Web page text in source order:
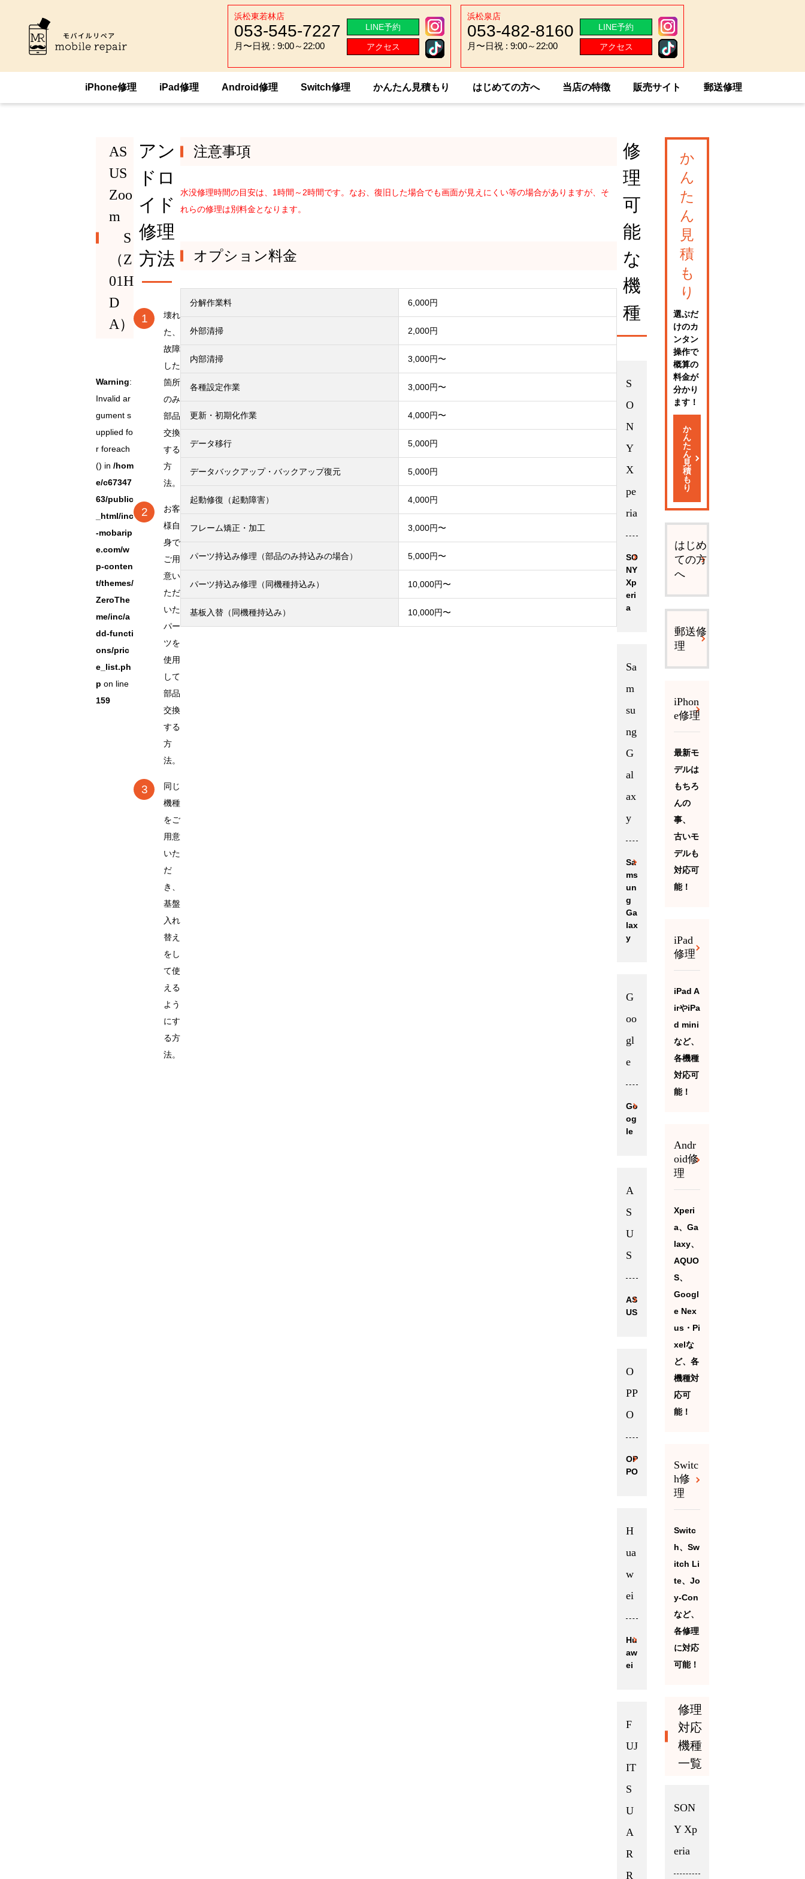
浜松東若林店
053-545-7227
月〜日祝 : 9:00～22:00
LINE予約
アクセス
浜松泉店
053-482-8160
月〜日祝 : 9:00～22:00
LINE予約
アクセス
iPhone修理 iPad修理 Android修理 Switch修理 かんたん見積もり はじめての方へ 当店の特徴 販売サイト 郵送修理
HOME Android修理 ASUS Zoom S（Z01HDA）
AS
US
Zoo
m
S
（Z
01H
D
A）
Warning:
Invalid ar
gument s
upplied fo
r foreach
() in /hom
e/c67347
63/public
_html/inc
-mobarip
e.com/w
p-conten
t/themes/
ZeroThe
me/inc/a
dd-functi
ons/pric
e_list.ph
p on line
159
アン
ドロ
イド
修理
方法
壊れ
た、
故障
した
箇所
のみ
部品
交換
する
方
法。
お客
様自
身で
ご用
意い
ただ
いた
パー
ツを
使用
して
部品
交換
する
方
法。
同じ
機種
をご
用意
いた
だ
き、
基盤
入れ
替え
をし
て使
える
よう
にす
る方
法。
注意事項
水没修理時間の目安は、1時間～2時間です。なお、復旧した場合でも画面が見えにくい等の場合がありますが、そ
れらの修理は別料金となります。
オプション料金
分解作業料 6,000円
外部清掃 2,000円
内部清掃 3,000円〜
各種設定作業 3,000円〜
更新・初期化作業 4,000円〜
データ移行 5,000円
データバックアップ・バックアップ復元 5,000円
起動修復（起動障害） 4,000円
フレーム矯正・加工 3,000円〜
パーツ持込み修理（部品のみ持込みの場合） 5,000円〜
パーツ持込み修理（同機種持込み） 10,000円〜
基板入替（同機種持込み） 10,000円〜
修
理
可
能
な
機
種
S
O
N
Y
X
pe
ria
SO
NY
Xp
eri
a
Sa
m
su
ng
G
al
ax
y
Sa
ms
un
g
Ga
lax
y
G
oo
gl
e
Go
og
le
A
S
U
S
AS
US
O
PP
O
OP
PO
H
ua
w
ei
Hu
aw
ei
F
UJ
IT
S
U
A
R
R
か
ん
た
ん
見
積
も
り
選ぶだ
けのカ
ンタン
操作で
概算の
料金が
分かり
ます！
か
ん
た
ん
見
積
も
り
はじめ
ての方
へ
郵送修
理
iPhon
e修理
最新モ
デルは
もちろ
んの
事、
古いモ
デルも
対応可
能！
iPad
修理
iPad A
irやiPa
d mini
など、
各機種
対応可
能！
Andr
oid修
理
Xperi
a、Ga
laxy、
AQUO
S、
Googl
e Nex
us・Pi
xelな
ど、各
機種対
応可
能！
Switc
h修
理
Switc
h、Sw
itch Li
te、Jo
y-Con
など、
各修理
に対応
可能！
修理
対応
機種
一覧
SON
Y Xp
eria